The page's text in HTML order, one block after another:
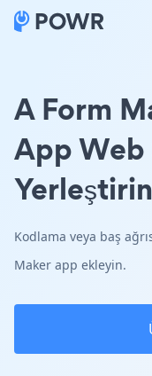
A Form
App
Yerleştirin
Kodlama veya baş
Maker app ekleyin.